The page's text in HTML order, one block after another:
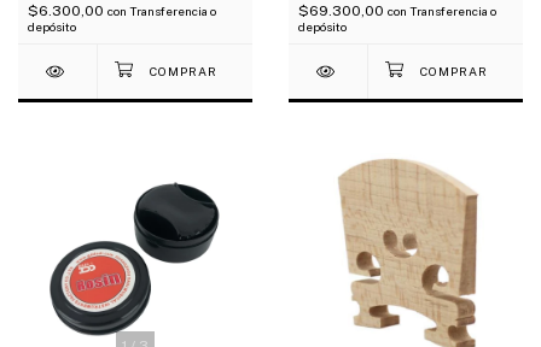
$6.300,00 con Transferencia o
depósito
$69.300,00 con Transferencia o
depósito